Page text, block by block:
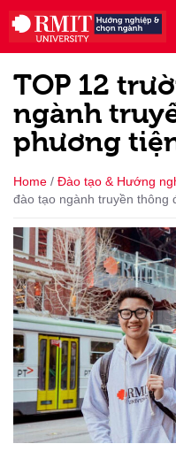
TOP 12
ngành
phương
Home / Đào tạo & Hướng
đào tạo ngành truyền thông